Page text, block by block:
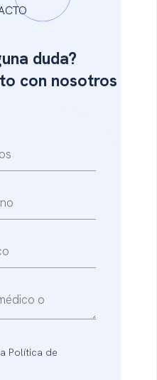
duda?
con nosotros
Política de